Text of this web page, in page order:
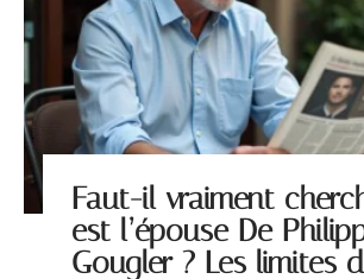
Faut-il vraiment
est l’épouse De
Gougler ? Les limites